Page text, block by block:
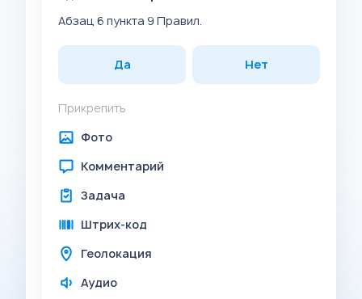
Абзац 6 пункта 9 Правил.
Да Нет
Прикрепить
Фото
Комментарий
Задача
Штрих-код
Геолокация
Аудио